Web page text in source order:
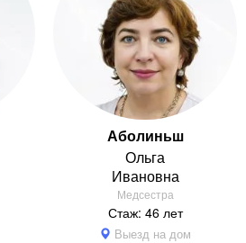
Аболиньш
Ольга
Ивановна
Медсестра
Стаж: 46 лет
Выезд на дом